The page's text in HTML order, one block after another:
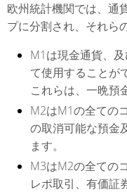
欧州統計機関では、通
プに分割され、それら
M1は現金通貨、
て使用することが
これらは、一晩預
M2はM1の全ての
の取消可能な預金
ます。
М3はM2の全ての
レポ取引、有価証